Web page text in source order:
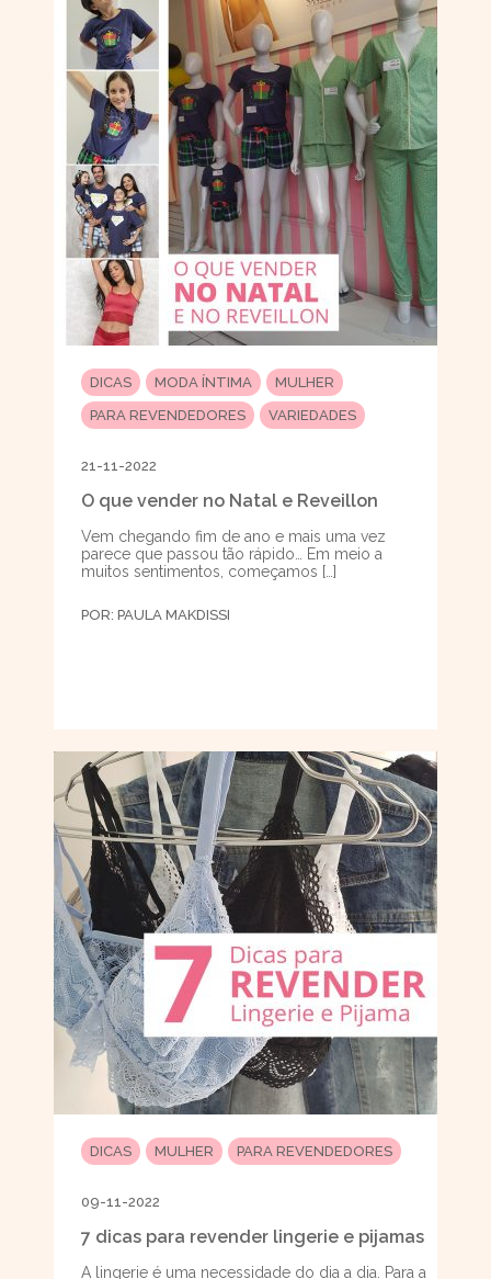
DICAS MODA ÍNTIMA
MULHER
PARA REVENDEDORES
VARIEDADES
21-11-2022
O que vender no Natal e Reveillon
Vem chegando fim de ano e mais uma vez
parece que passou tão rápido… Em meio a
muitos sentimentos, começamos […]
POR: PAULA MAKDISSI
DICAS MULHER PARA REVENDEDORES
09-11-2022
7 dicas para revender lingerie e pijamas
A lingerie é uma necessidade do dia a dia. Para a